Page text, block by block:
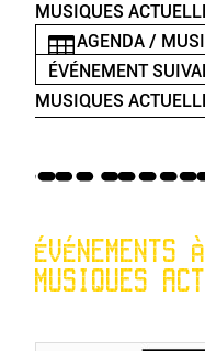
MUSIQUES
AGENDA /
ÉVÉNEMENT
MUSIQUES
ÉVÉNEMENTS
MUSIQUES